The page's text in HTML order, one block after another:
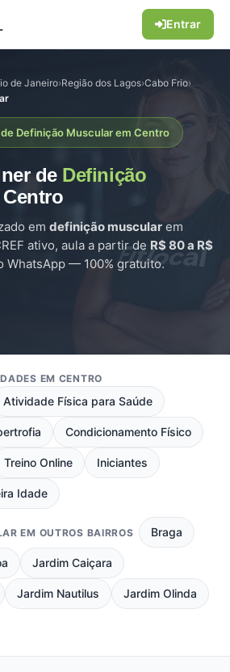
Entrar
de Janeiro›Região dos Lagos›Cabo Frio›
Definição Muscular em Centro
de Definição
em definição muscular em
ativo, aula a partir de R$ 80 a R$
WhatsApp — 100% gratuito.
EM CENTRO
Atividade Física para Saúde
Condicionamento Físico
Treino Online Iniciantes
Idade
EM OUTROS BAIRROS Braga
Jardim Caiçara
Jardim Nautilus Jardim Olinda